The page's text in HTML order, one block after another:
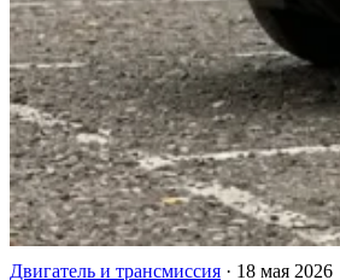
Двигатель и трансмиссия · 18 мая 2026